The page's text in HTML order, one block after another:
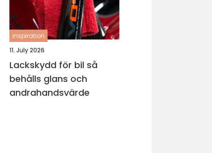
inspiration
11. July 2026
Lackskydd för bil så
behålls glans och
andrahandsvärde